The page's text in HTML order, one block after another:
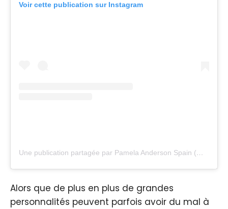
Voir cette publication sur Instagram
Une publication partagée par Pamela Anderson Spain (@pamelandersonspain)
Alors que de plus en plus de grandes
personnalités peuvent parfois avoir du mal à